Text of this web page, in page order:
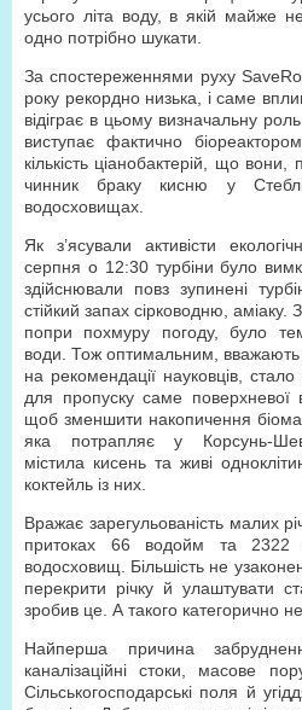
усього літа воду, в якій майже
одно потрібно шукати.
За спостереженнями руху
року рекордно низька, і саме
відіграє в цьому визначальну
виступає фактично
кількість ціанобактерій, що
чинник браку кисню у
водосховищах.
Як з’ясували активісти
серпня о 12:30 турбіни було
здійснювали повз зупинені
стійкий запах сірководню,
попри похмуру погоду, було
води. Тож оптимальним, вважають
на рекомендації науковців,
для пропуску саме поверхневої
щоб зменшити накопичення
яка потрапляє у Корсунь-
містила кисень та живі
коктейль із них.
Вражає зарегульованість малих
притоках 66 водойм та 2322
водосховищ. Більшість не
перекрити річку й улаштувати
зробив це. А такого категорично
Найперша причина
каналізаційні стоки, масове
Сільськогосподарські поля й